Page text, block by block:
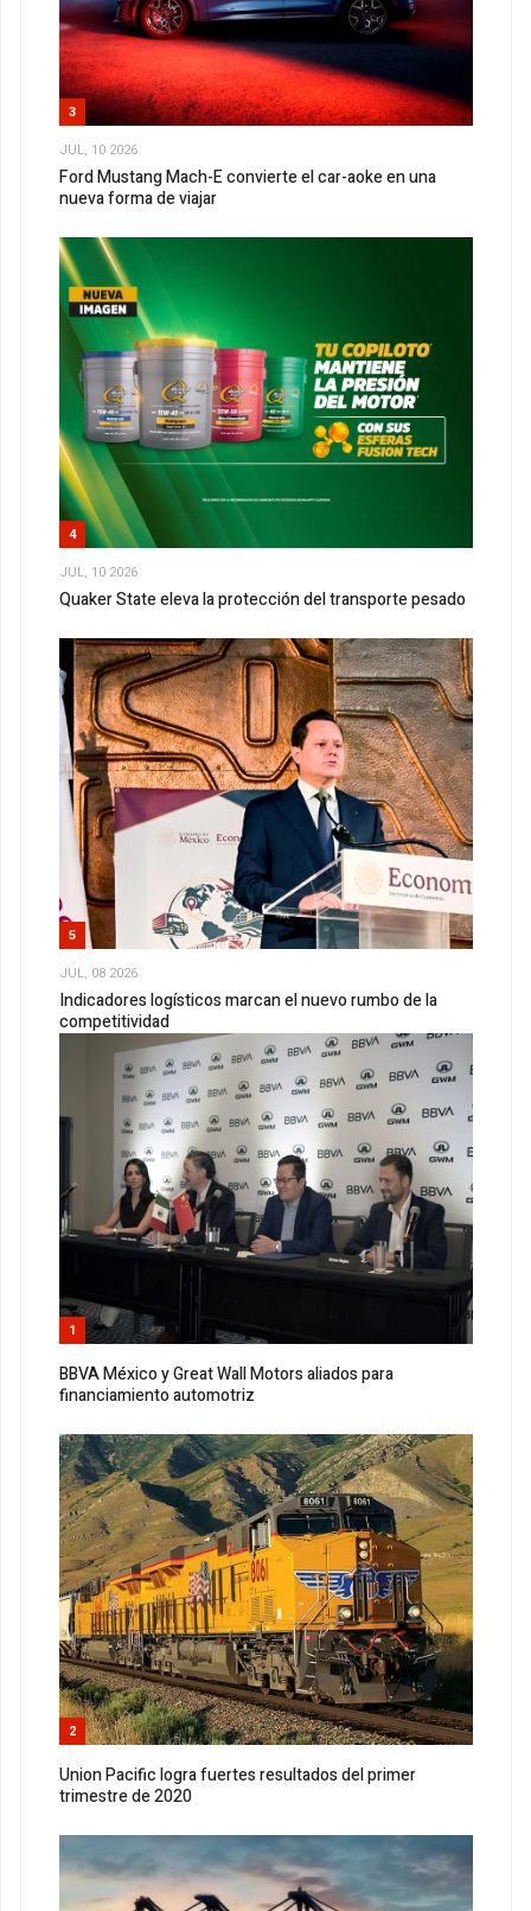
3
JUL, 10 2026
Ford Mustang Mach-E convierte el car-aoke en una
nueva forma de viajar
4
JUL, 10 2026
Quaker State eleva la protección del transporte pesado
5
JUL, 08 2026
Indicadores logísticos marcan el nuevo rumbo de la
competitividad
1
BBVA México y Great Wall Motors aliados para
financiamiento automotriz
2
Union Pacific logra fuertes resultados del primer
trimestre de 2020